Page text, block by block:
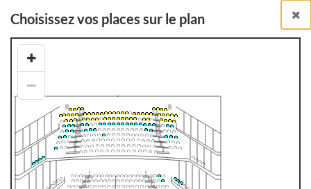
Billetterie en ligne
Billets à l'unité
RETOUR À LA LISTE DES SPECTACLES
Choisissez vos places sur le plan